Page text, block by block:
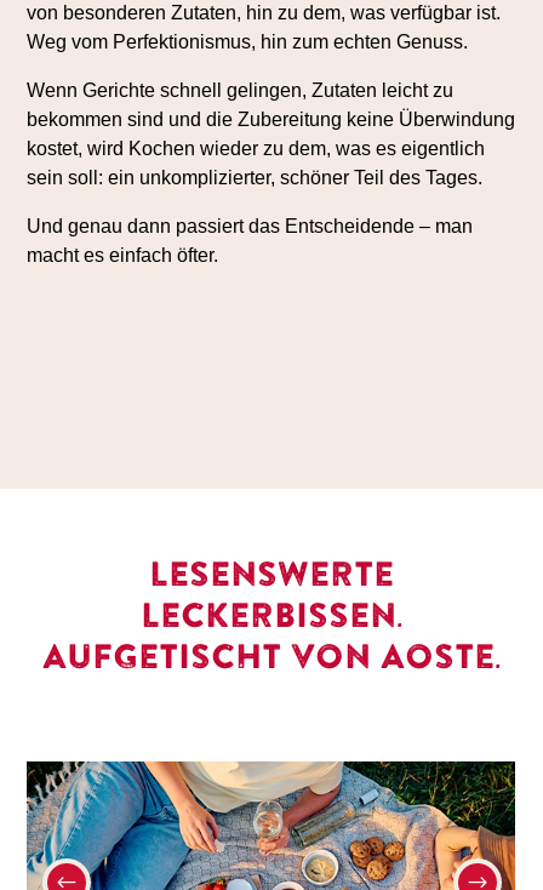
von besonderen Zutaten, hin zu dem, was verfügbar ist.
Weg vom Perfektionismus, hin zum echten Genuss.
Wenn Gerichte schnell gelingen, Zutaten leicht zu
bekommen sind und die Zubereitung keine Überwindung
kostet, wird Kochen wieder zu dem, was es eigentlich
sein soll: ein unkomplizierter, schöner Teil des Tages.
Und genau dann passiert das Entscheidende – man
macht es einfach öfter.
LESENSWERTE
LECKERBISSEN.
AUFGETISCHT VON AOSTE.